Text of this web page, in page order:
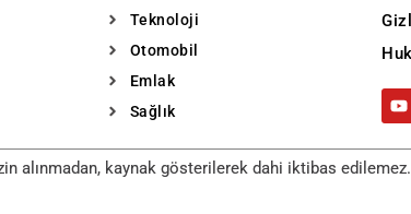
Teknoloji
Otomobil
Emlak
Sağlık
alınmadan, kaynak gösterilerek dahi iktibas